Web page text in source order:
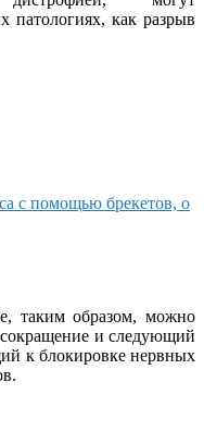
патологиях, как разрыв
с помощью брекетов, о
таким образом, можно
сокращение и следующий
к блокировке нервных